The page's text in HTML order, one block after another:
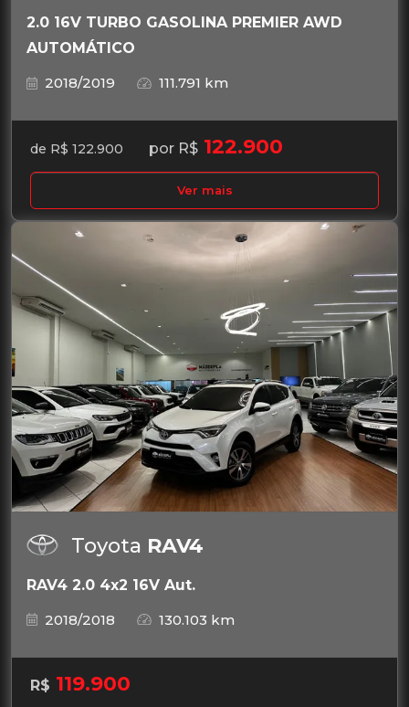
2.0 16V TURBO GASOLINA PREMIER AWD
AUTOMÁTICO
2018/2019
111.791 km
de R$ 122.900 por R$ 122.900
Ver mais
Toyota RAV4
RAV4 2.0 4x2 16V Aut.
2018/2018
130.103 km
R$ 119.900